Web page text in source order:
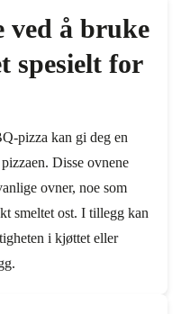
ved å bruke
spesielt for
pizza kan gi deg en
Disse ovnene
ovner, noe som
smeltet ost. I tillegg kan
i kjøttet eller